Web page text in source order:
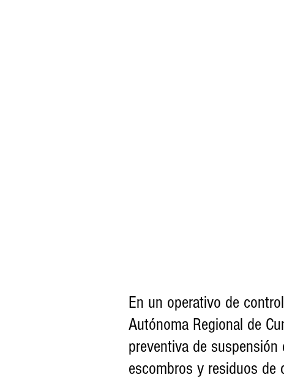
En un operativo de
Autónoma Regional de
preventiva de
escombros y residuos de